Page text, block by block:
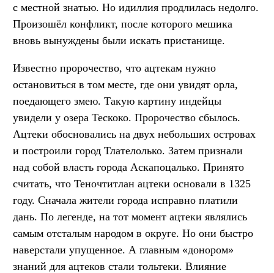
с местной знатью. Но идиллия продлилась недолго.
Произошёл конфликт, после которого мешика
вновь вынуждены были искать пристанище.
Известно пророчество, что ацтекам нужно
остановиться в том месте, где они увидят орла,
поедающего змею. Такую картину индейцы
увидели у озера Тескоко. Пророчество сбылось.
Ацтеки обосновались на двух небольших островах
и построили город Тлателолько. Затем признали
над собой власть города Аскапоцалько. Принято
считать, что Теночтитлан ацтеки основали в 1325
году. Сначала жители города исправно платили
дань. По легенде, на тот момент ацтеки являлись
самым отсталым народом в округе. Но они быстро
наверстали упущенное. А главным «донором»
знаний для ацтеков стали тольтеки. Влияние